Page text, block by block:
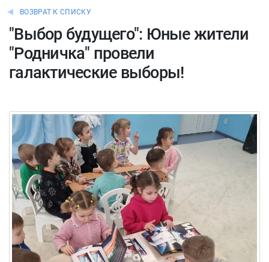
ВОЗВРАТ К СПИСКУ
"Выбор будущего": Юные жители
"Родничка" провели
галактические выборы!